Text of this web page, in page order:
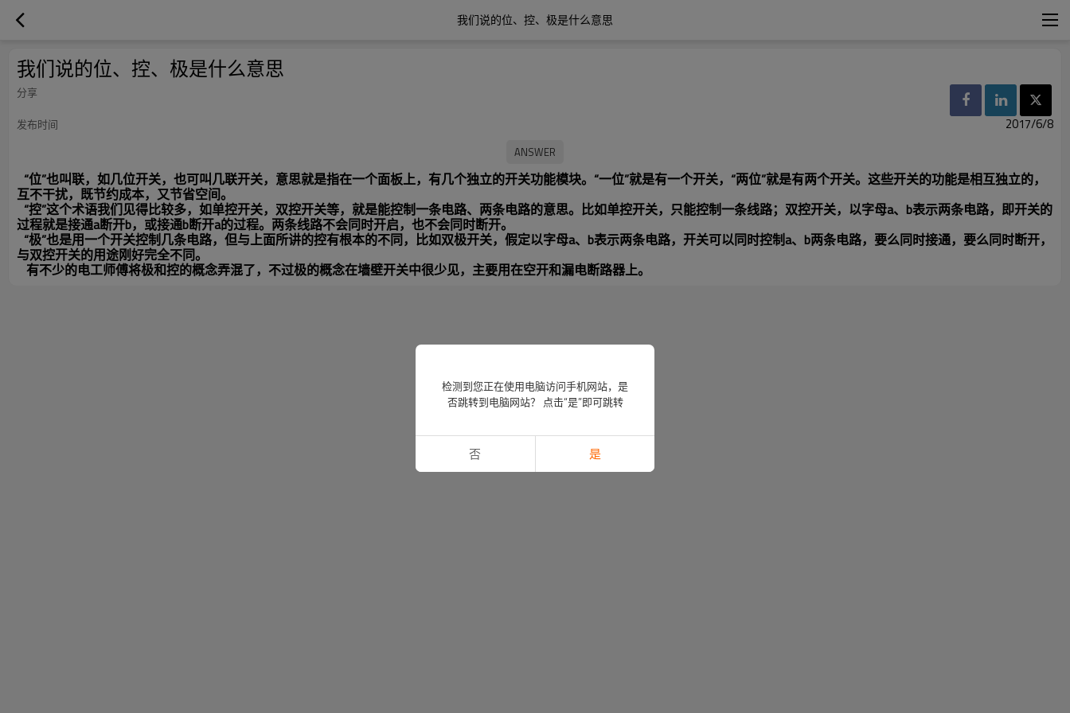
我们说的位、控、极是什么意思
我们说的位、控、极是什么意思
分享
发布时间
2017/6/8
“位”也叫联，如几位开关，也可叫几联开关，意思就是指在一个面板上，有几个独立的开关功能模块。“一位”就是有一个开关，“两位”就是有两个开关。这些开关的功能是相互独立的，
互不干扰，既节约成本，又节省空间。
“控”这个术语我们见得比较多，如单控开关，双控开关等，就是能控制一条电路、两条电路的意思。比如单控开关，只能控制一条线路；双控开关，以字母a、 b表示两条电路，即开关的
过程就是接通a断开b，或接通b断开a的过程。两条线路不会同时开启，也不会同时断开。
“极”也是用一个开关控制几条电路，但与上面所讲的控有根本的不同，比如双极开关，假定以字母a、 b表示两条电路，开关可以同时控制a、 b两条电路，要么同时接通，要么同时断开，
与双控开关的用途刚好完全不同。
有不少的电工师傅将极和控的概念弄混了，不过极的概念在墙壁开关中很少见，主要用在空开和漏电断路器上。
检测到您正在使用电脑访问手机网站，是
否跳转到电脑网站？ 点击“是”即可跳转
否 是